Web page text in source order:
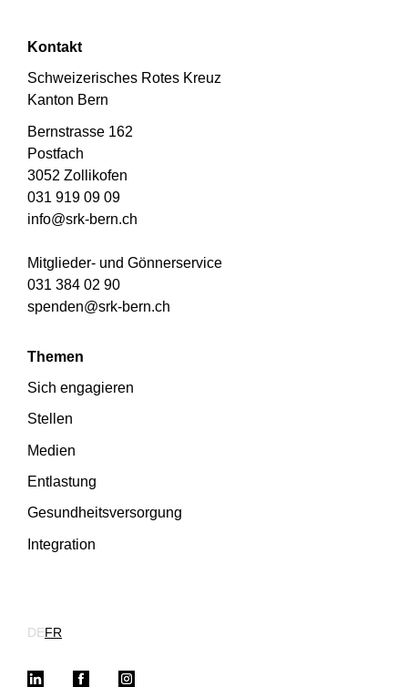
Kontakt
Schweizerisches Rotes Kreuz
Kanton Bern
Bernstrasse 162
Postfach
3052 Zollikofen
031 919 09 09
info@srk-bern.ch
Mitglieder- und Gönnerservice
031 384 02 90
spenden@srk-bern.ch
Themen
Sich engagieren
Stellen
Medien
Entlastung
Gesundheitsversorgung
Integration
DEFR
LinkedIn Facebook